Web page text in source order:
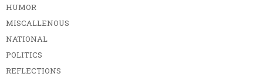
HUMOR
MISCALLENOUS
NATIONAL
POLITICS
REFLECTIONS